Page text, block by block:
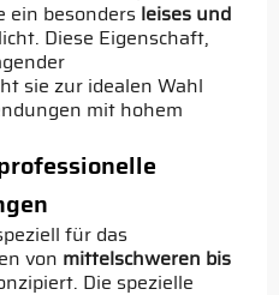
ein besonders leises und
Diese Eigenschaft,
sie zur idealen Wahl
mit hohem
für das
von mittelschweren bis
Die spezielle